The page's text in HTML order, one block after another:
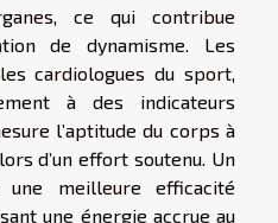
ce qui contribue
de dynamisme. Les
cardiologues du sport,
à des indicateurs
l’aptitude du corps à
d’un effort soutenu. Un
meilleure efficacité
une énergie accrue au